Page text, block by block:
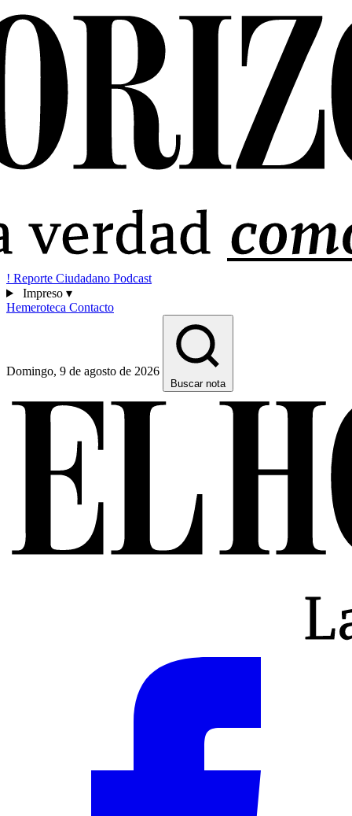
! Reporte Ciudadano Podcast
Impreso ▾
Hemeroteca Contacto
Domingo, 9 de agosto de 2026
Buscar nota